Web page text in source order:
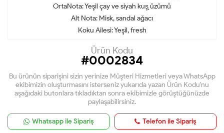
OrtaNota: Yeşil çay ve siyah kuş̧ üzümü̈
Alt Nota: Misk, sandal ağacı
Koku Ailesi: Yeşil, fresh
Ürün Kodu
#0002834
Bu ürünün siparişini sizin yerinize Müşteri Hizmetleri veya WhatsApp
ekibimizin oluşturmasını isterseniz yukarıda yazan Ürün Kodu'nu
aşağıdaki butonlara tıkladıktan sonra ekibimizle görüştüğünüzde
paylaşabilirsiniz.
Whatsapp ile Sipariş Telefon ile Sipariş